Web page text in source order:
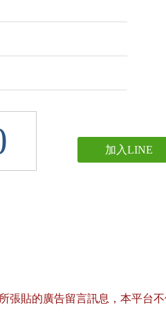
加入LINE
張貼的廣告留言訊息，本平台